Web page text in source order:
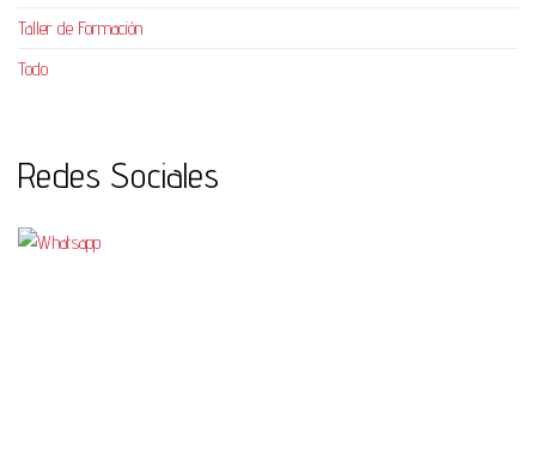
Taller de Formación
Todo
Redes Sociales